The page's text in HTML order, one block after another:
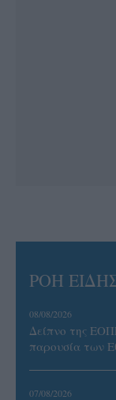
ΡΟΗ
08/08/2026
Δείπνο της
παρουσία των
07/08/2026